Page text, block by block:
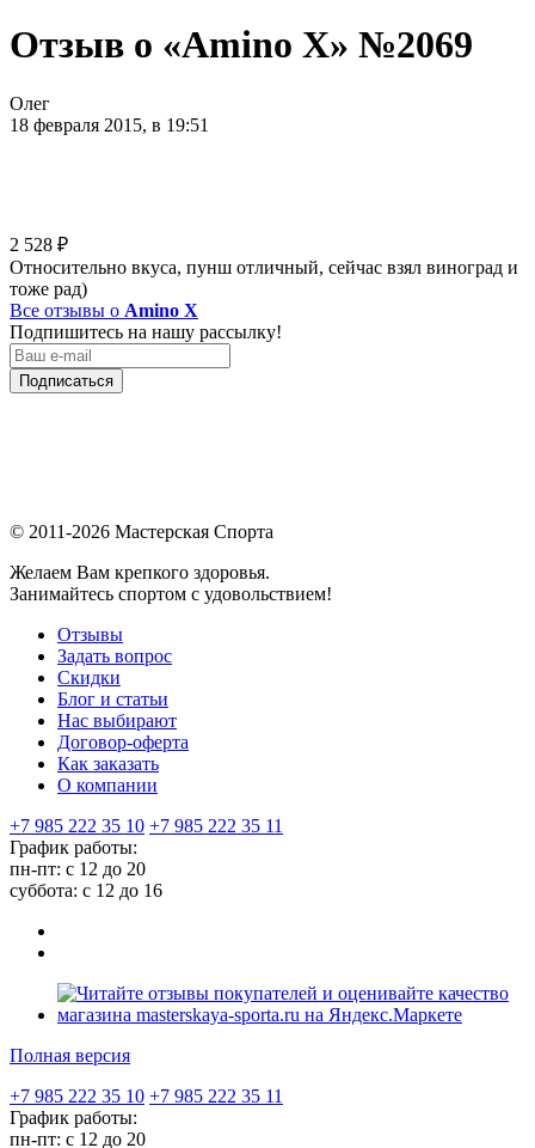
Отзыв о «Amino X» №2069
Олег
18 февраля 2015, в 19:51
2 528 ₽
Относительно вкуса, пунш отличный, сейчас взял виноград и
тоже рад)
Все отзывы о Amino X
Подпишитесь на нашу рассылку!
Подписаться
© 2011-2026 Мастерская Спорта
Желаем Вам крепкого здоровья.
Занимайтесь спортом с удовольствием!
Отзывы
Задать вопрос
Скидки
Блог и статьи
Нас выбирают
Договор-оферта
Как заказать
О компании
+7 985 222 35 10 +7 985 222 35 11
График работы:
пн-пт: с 12 до 20
суббота: c 12 до 16
Полная версия
+7 985 222 35 10 +7 985 222 35 11
График работы:
пн-пт: с 12 до 20